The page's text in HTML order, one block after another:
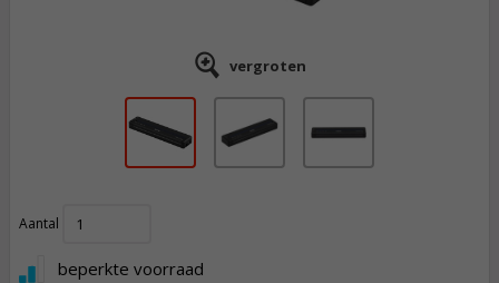
vergroten
Aantal
beperkte voorraad